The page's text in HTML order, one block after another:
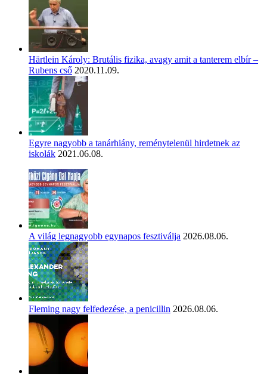
Härtlein Károly: Brutális fizika, avagy amit a tanterem elbír –
Rubens cső 2020.11.09.
Egyre nagyobb a tanárhiány, reménytelenül hirdetnek az
iskolák 2021.06.08.
A világ legnagyobb egynapos fesztiválja 2026.08.06.
Fleming nagy felfedezése, a penicillin 2026.08.06.